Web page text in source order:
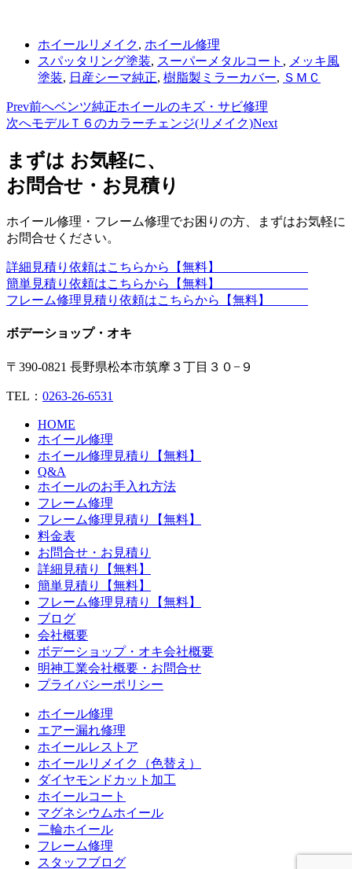
ホイールリメイク, ホイール修理
スパッタリング塗装, スーパーメタルコート , メッキ風
塗装, 日産シーマ純正, 樹脂製ミラーカバー, ＳＭＣ
Prev前へベンツ純正ホイールのキズ・サビ修理
次へモデルＴ６のカラーチェンジ(リメイク)Next
まずは お気軽に、
お問合せ・お見積り
ホイール修理・フレーム修理でお困りの方、まずはお気軽に
お問合せください。
詳細見積り依頼はこちらから【無料】
簡単見積り依頼はこちらから【無料】
フレーム修理見積り依頼はこちらから【無料】
ボデーショップ・オキ
〒390-0821 長野県松本市筑摩３丁目３０−９
TEL： 0263-26-6531
HOME
ホイール修理
ホイール修理見積り【無料】
Q&A
ホイールのお手入れ方法
フレーム修理
フレーム修理見積り【無料】
料金表
お問合せ・お見積り
詳細見積り【無料】
簡単見積り【無料】
フレーム修理見積り【無料】
ブログ
会社概要
ボデーショップ・オキ会社概要
明神工業会社概要・お問合せ
プライバシーポリシー
ホイール修理
エアー漏れ修理
ホイールレストア
ホイールリメイク（色替え）
ダイヤモンドカット加工
ホイールコート
マグネシウムホイール
二輪ホイール
フレーム修理
スタッフブログ